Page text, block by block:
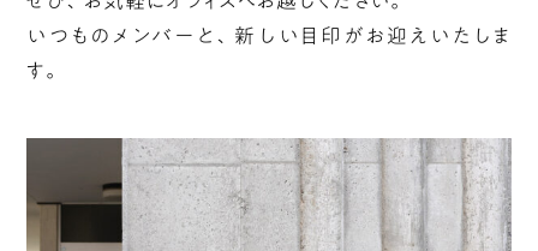
いつものメンバーと、新しい目印がお迎えいたしま
す。